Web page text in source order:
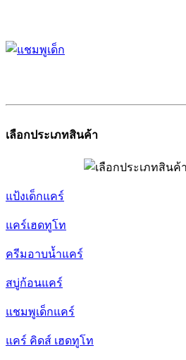
เลือกประเภทสินค้า
แป้งเด็กแคร์
แคร์เฮดทูโท
ครีมอาบน้ำแคร์
สบู่ก้อนแคร์
แชมพูเด็กแคร์
แคร์ คิดส์ เฮดทูโท